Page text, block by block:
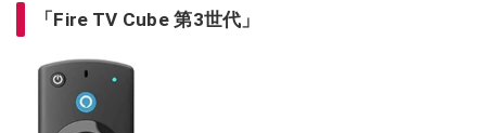
「Fire TV Cube 第3世代」